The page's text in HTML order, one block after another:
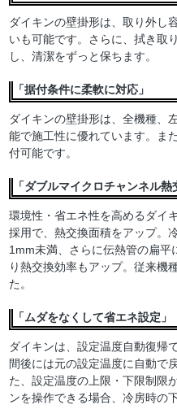
ダイキンの壁掛形は、取り外し
いも可能です。さらに、拭き取
し、清潔をずっと保ちます。
「据付条件に柔軟に対応」
ダイキンの壁掛形は、全機種、
能で施工性に優れています。ま
付可能です。
「ダブルマイクロチャンネル熱
環境性・省エネ性を高めるダイ
採用で、熱交換面積をアップ。
1mm未満、さらに伝熱管の扁平
り熱交換効率もアップ。従来機
た。
「ムダをなくして省エネ設定」
ダイキンは、設定温度自動復帰
間後には元の設定温度に自動で
た、設定温度の上限・下限制限
ンを操作できる場合、冷房時の